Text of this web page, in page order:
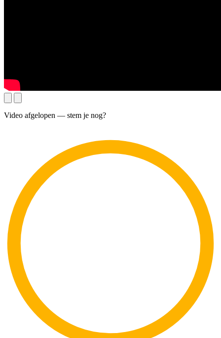
Video afgelopen — stem je nog?